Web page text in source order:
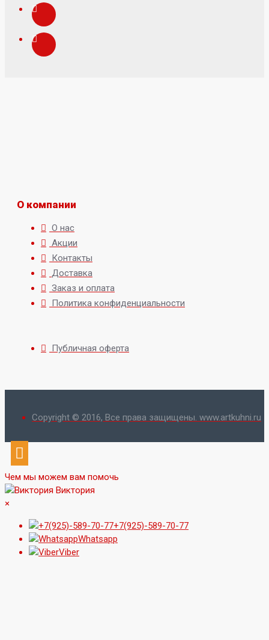
О компании
О нас
Акции
Контакты
Доставка
Заказ и оплата
Политика конфиденциальности
Публичная оферта
Copyright © 2016, Все права защищены. www.artkuhni.ru
Чем мы можем вам помочь
Виктория
×
+7(925)-589-70-77
Whatsapp
Viber